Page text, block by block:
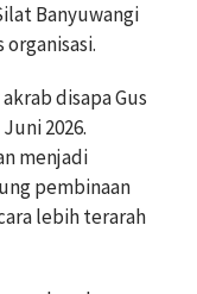
Banyuwangi
disapa Gus
2026.
menjadi
pembinaan
lebih terarah